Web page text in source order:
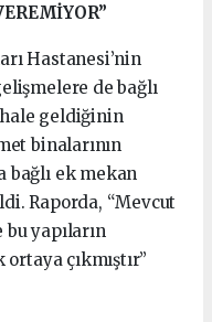
Hastanesi’nin
de bağlı
geldiğinin
binalarının
bağlı ek mekan
Raporda, “Mevcut
yapıların
çıkmıştır”